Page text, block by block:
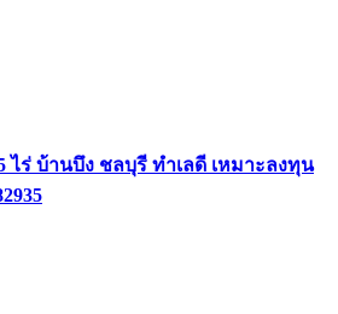
ร่ บ้านบึง ชลบุรี ทำเลดี เหมาะลงทุน